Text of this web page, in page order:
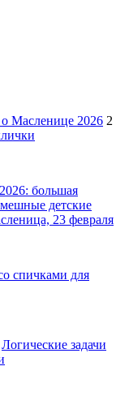
Масленице 2026 2
большая
детские
23 февраля
спичками для
Логические задачи